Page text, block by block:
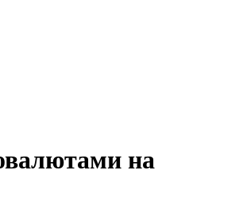
на